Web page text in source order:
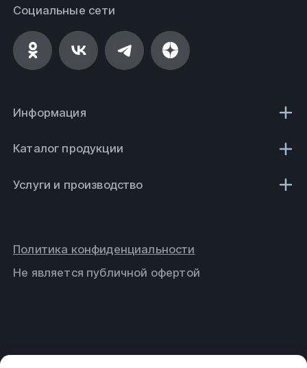
Социальные сети
Информация
Каталог продукции
Услуги и производство
Не является публичной офертой
Политика конфиденциальности